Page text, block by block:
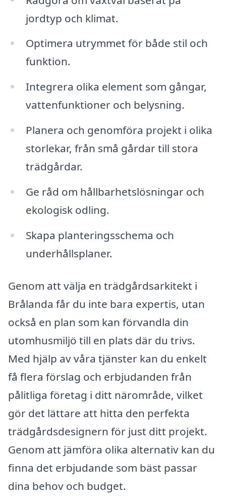
jordtyp och klimat.
Optimera utrymmet för både stil och
funktion.
Integrera olika element som gångar,
vattenfunktioner och belysning.
Planera och genomföra projekt i olika
storlekar, från små gårdar till stora
trädgårdar.
Ge råd om hållbarhetslösningar och
ekologisk odling.
Skapa planteringsschema och
underhållsplaner.
Genom att välja en trädgårdsarkitekt i
Brålanda får du inte bara expertis, utan
också en plan som kan förvandla din
utomhusmiljö till en plats där du trivs.
Med hjälp av våra tjänster kan du enkelt
få flera förslag och erbjudanden från
pålitliga företag i ditt närområde, vilket
gör det lättare att hitta den perfekta
trädgårdsdesignern för just ditt projekt.
Genom att jämföra olika alternativ kan du
finna det erbjudande som bäst passar
dina behov och budget.